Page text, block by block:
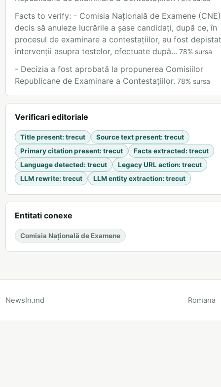
Facts to verify: - Comisia Națională de Examene
decis să anuleze lucrările a șase candidați, după ce, în
procesul de examinare a contestațiilor, au fost
intervenții asupra testelor, efectuate după... 78% sursa
- Decizia a fost aprobată la propunerea Comisiilor
Republicane de Examinare a Contestațiilor. 78% sursa
Verificari editoriale
Title present: trecut Source text present: trecut
Primary citation present: trecut Facts extracted: trecut
Language detected: trecut Legacy URL action: trecut
LLM rewrite: trecut LLM entity extraction: trecut
Entitati conexe
Comisia Națională de Examene
NewsIn.md Romana